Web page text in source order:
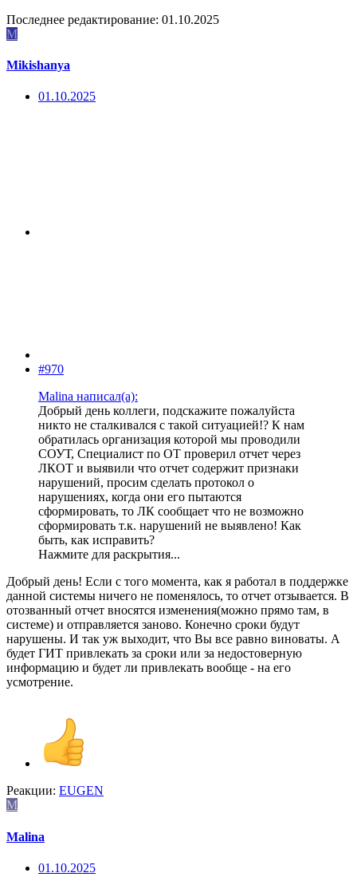
Последнее редактирование: 01.10.2025
M
Mikishanya
01.10.2025
#970
Malina написал(а):
Добрый день коллеги, подскажите пожалуйста
никто не сталкивался с такой ситуацией!? К нам
обратилась организация которой мы проводили
СОУТ, Специалист по ОТ проверил отчет через
ЛКОТ и выявили что отчет содержит признаки
нарушений, просим сделать протокол о
нарушениях, когда они его пытаются
сформировать, то ЛК сообщает что не возможно
сформировать т.к. нарушений не выявлено! Как
быть, как исправить?
Нажмите для раскрытия...
Добрый день! Если с того момента, как я работал в поддержке
данной системы ничего не поменялось, то отчет отзывается. В
отозванный отчет вносятся изменения(можно прямо там, в
системе) и отправляется заново. Конечно сроки будут
нарушены. И так уж выходит, что Вы все равно виноваты. А
будет ГИТ привлекать за сроки или за недостоверную
информацию и будет ли привлекать вообще - на его
усмотрение.
Реакции: EUGEN
M
Malina
01.10.2025